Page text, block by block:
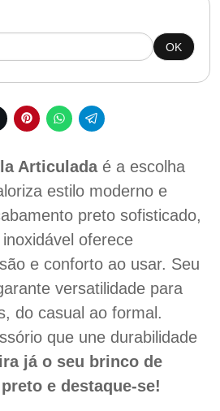
OK
Articuladaé a escolha
estilo moderno e
preto sofisticado,
oferece
e conforto ao usar. Seu
versatilidade para
do casual ao formal.
que une durabilidade
já o seu brinco de
e destaque-se!